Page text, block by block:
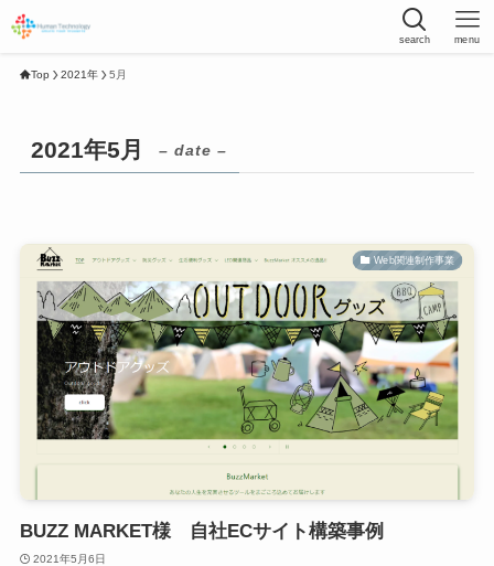
search menu
Top 2021年 5月
2021年5月 – date –
Web関連制作事業
BUZZ MARKET様 自社ECサイト構築事例
2021年5月6日